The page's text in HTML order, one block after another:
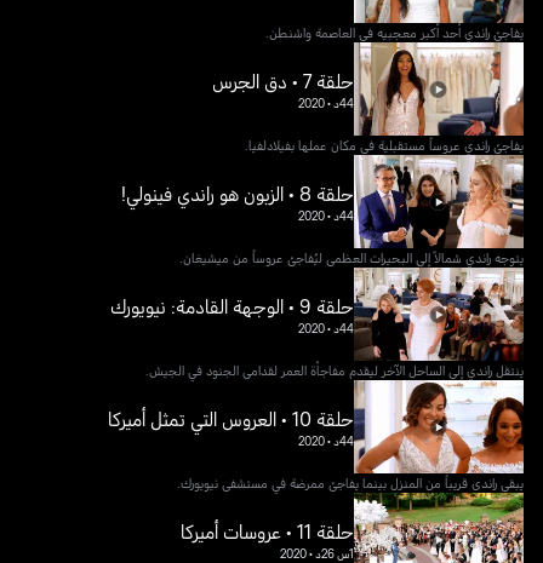
يفاجئ راندي أحد أكبر معجبيه في العاصمة واشنطن.
حلقة 7 • دق الجرس
44د •
2020
يفاجئ راندي عروساً مستقبلية في مكان عملها بفيلادلفيا.
حلقة 8 • الزبون هو راندي فينولي!
44د •
2020
يتوجه راندي شمالاً إلى البحيرات العظمى ليُفاجئ عروساً من ميشيغان.
حلقة 9 • الوجهة القادمة: نيويورك
44د •
2020
ينتقل راندي إلى الساحل الآخر ليقدم مفاجأة العمر لقدامى الجنود في الجيش.
حلقة 10 • العروس التي تمثل أميركا
44د •
2020
يبقى راندى قريباً من المنزل بينما يفاجئ ممرضة في مستشفى نيويورك.
حلقة 11 • عروسات أميركا
1س 26د •
2020